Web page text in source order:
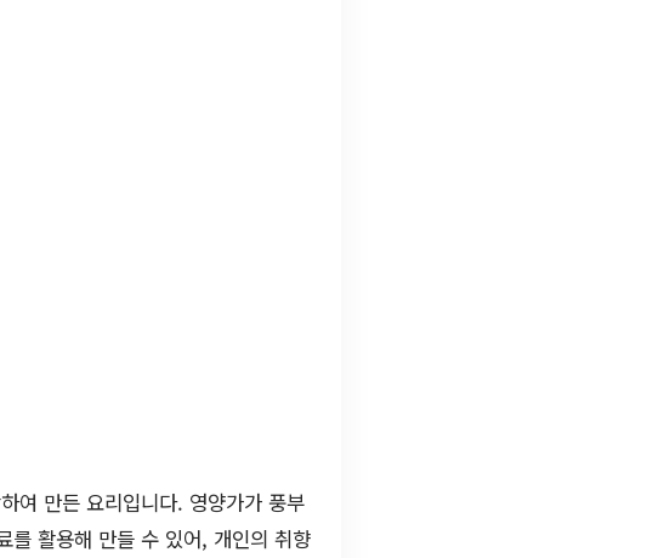
여 만든 요리입니다. 영양가가 풍부
를 활용해 만들 수 있어, 개인의 취향